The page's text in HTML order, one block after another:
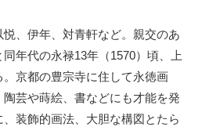
、伊年、対青軒など。親交のあ
年代の永禄13年（1570）頃、上
京都の豊宗寺に住して永徳画
芸や蒔絵、書などにも才能を発
装飾的画法、大胆な構図とたら